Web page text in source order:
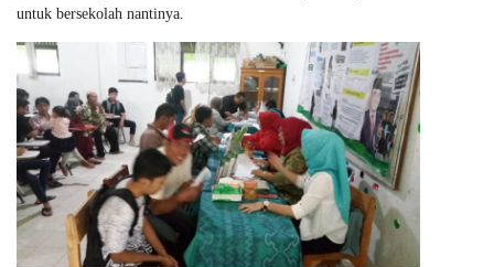
untuk bersekolah nantinya.